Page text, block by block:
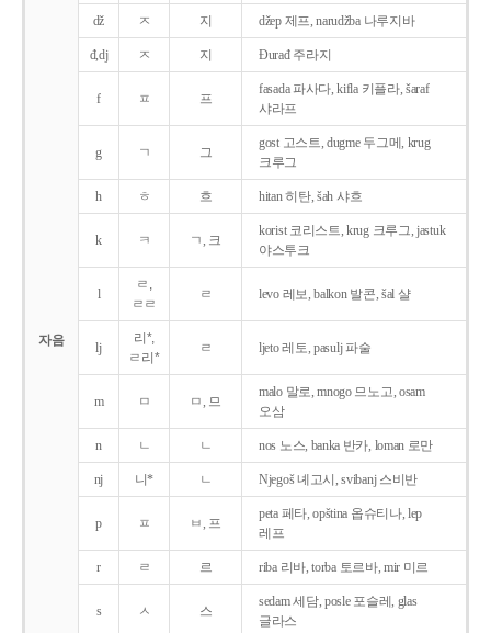
자음
dž ㅈ 지 džep 제프, narudžba 나루지바
đ,dj ㅈ 지 Ðurađ 주라지
f ㅍ 프
fasada 파사다, kifla 키플라, šaraf
샤라프
g ㄱ 그
gost 고스트, dugme 두그메, krug
크루그
h ㅎ 흐 hitan 히탄, šah 샤흐
k ㅋ ㄱ, 크
korist 코리스트, krug 크루그, jastuk
야스투크
l
ㄹ,
ㄹㄹ
ㄹ levo 레보, balkon 발콘, šal 샬
lj
리*,
ㄹ리*
ㄹ ljeto 레토, pasulj 파술
m ㅁ ㅁ, 므
malo 말로, mnogo 므노고, osam
오삼
n ㄴ ㄴ nos 노스, banka 반카, loman 로만
nj 니* ㄴ Njegoš 녜고시, svibanj 스비반
p ㅍ ㅂ, 프
peta 페타, opština 옵슈티나, lep
레프
r ㄹ 르 riba 리바, torba 토르바, mir 미르
s ㅅ 스
sedam 세담, posle 포슬레, glas
글라스